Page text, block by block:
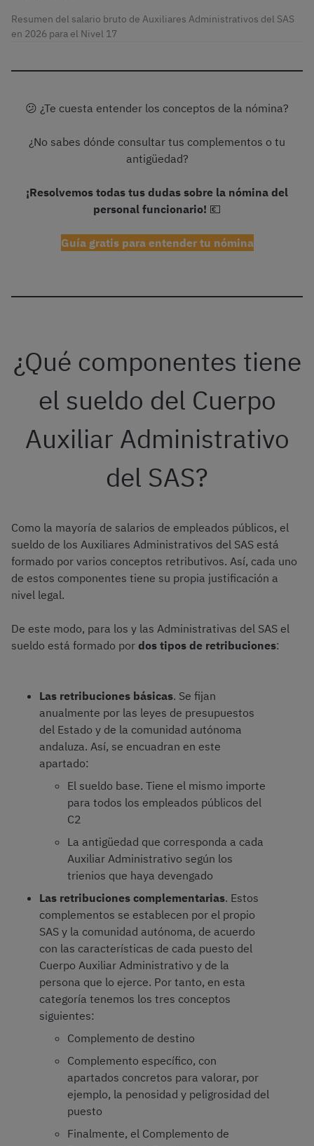
Resumen del salario bruto de Auxiliares Administrativos del SAS
en 2026 para el Nivel 17
😕 ¿Te cuesta entender los conceptos de la nómina?
¿No sabes dónde consultar tus complementos o tu
antigüedad?
¡Resolvemos todas tus dudas sobre la nómina del
personal funcionario! 💶
Guía gratis para entender tu nómina
¿Qué componentes tiene
el sueldo del Cuerpo
Auxiliar Administrativo
del SAS?
Como la mayoría de salarios de empleados públicos, el
sueldo de los Auxiliares Administrativos del SAS está
formado por varios conceptos retributivos. Así, cada uno
de estos componentes tiene su propia justificación a
nivel legal.
De este modo, para los y las Administrativas del SAS el
sueldo está formado por dos tipos de retribuciones:
Las retribuciones básicas. Se fijan
anualmente por las leyes de presupuestos
del Estado y de la comunidad autónoma
andaluza. Así, se encuadran en este
apartado:
El sueldo base. Tiene el mismo importe
para todos los empleados públicos del
C2
La antigüedad que corresponda a cada
Auxiliar Administrativo según los
trienios que haya devengado
Las retribuciones complementarias. Estos
complementos se establecen por el propio
SAS y la comunidad autónoma, de acuerdo
con las características de cada puesto del
Cuerpo Auxiliar Administrativo y de la
persona que lo ejerce. Por tanto, en esta
categoría tenemos los tres conceptos
siguientes:
Complemento de destino
Complemento específico, con
apartados concretos para valorar, por
ejemplo, la penosidad y peligrosidad del
puesto
Finalmente, el Complemento de